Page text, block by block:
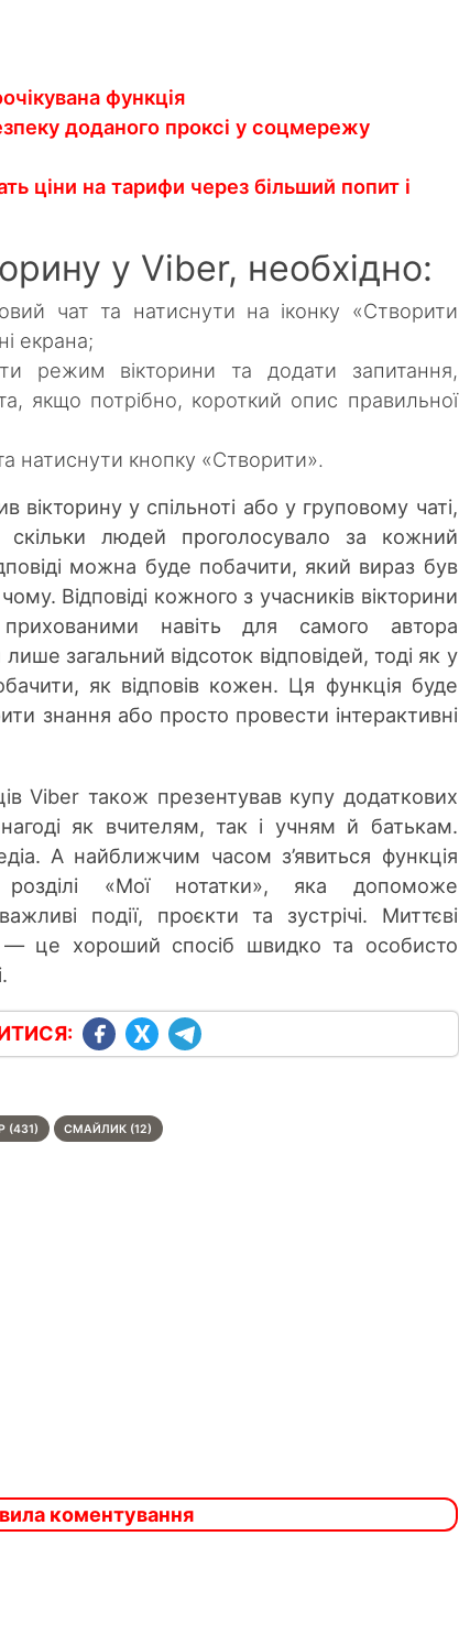
функція
доданого проксі у соцмережу
ціни на тарифи через більший попит і
у Viber, необхідно:
чат та натиснути на іконку «Створити
екрана;
режим вікторини та додати запитання,
якщо потрібно, короткий опис правильної
натиснути кнопку «Створити».
вікторину у спільноті або у груповому чаті,
людей проголосувало за кожний
можна буде побачити, який вираз був
Відповіді кожного з учасників вікторини
навіть для самого автора
загальний відсоток відповідей, тоді як у
як відповів кожен. Ця функція буде
знання або просто провести інтерактивні
Viber також презентував купу додаткових
як вчителям, так і учням й батькам.
А найближчим часом з’явиться функція
«Мої нотатки», яка допоможе
події, проєкти та зустрічі. Миттєві
— це хороший спосіб швидко та особисто
(431) СМАЙЛИК (12)
коментування